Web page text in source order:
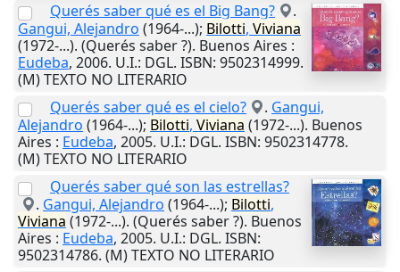
Querés saber qué es el Big Bang?
.
Gangui, Alejandro (1964-...); Bilotti, Viviana
(1972-...). (Querés saber ?). Buenos Aires :
Eudeba, 2006. U.I.: DGL. ISBN: 9502314999.
(M) TEXTO NO LITERARIO
Querés saber qué es el cielo?
. Gangui,
Alejandro (1964-...); Bilotti, Viviana (1972-...). Buenos
Aires : Eudeba, 2005. U.I.: DGL. ISBN: 9502314778.
(M) TEXTO NO LITERARIO
Querés saber qué son las estrellas?
. Gangui, Alejandro (1964-...); Bilotti,
Viviana (1972-...). (Querés saber ?). Buenos
Aires : Eudeba, 2005. U.I.: DGL. ISBN:
9502314786. (M) TEXTO NO LITERARIO